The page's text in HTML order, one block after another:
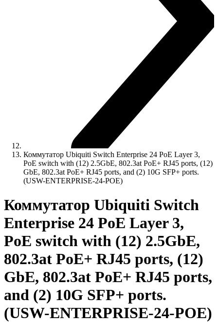
Коммутатор Ubiquiti Switch Enterprise 24 PoE Layer 3,
PoE switch with (12) 2.5GbE, 802.3at PoE+ RJ45 ports, (12)
GbE, 802.3at PoE+ RJ45 ports, and (2) 10G SFP+ ports.
(USW-ENTERPRISE-24-POE)
Коммутатор Ubiquiti Switch
Enterprise 24 PoE Layer 3,
PoE switch with (12) 2.5GbE,
802.3at PoE+ RJ45 ports, (12)
GbE, 802.3at PoE+ RJ45 ports,
and (2) 10G SFP+ ports.
(USW-ENTERPRISE-24-POE)